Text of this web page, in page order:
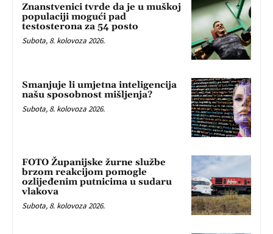
Znanstvenici tvrde da je u muškoj
populaciji mogući pad
testosterona za 54 posto
Subota, 8. kolovoza 2026.
Smanjuje li umjetna inteligencija
našu sposobnost mišljenja?
Subota, 8. kolovoza 2026.
FOTO Županijske žurne službe
brzom reakcijom pomogle
ozlijeđenim putnicima u sudaru
vlakova
Subota, 8. kolovoza 2026.